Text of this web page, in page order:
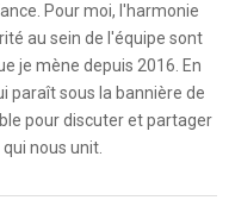
Pour moi, l'harmonie
au sein de l'équipe sont
je mène depuis 2016. En
paraît sous la bannière de
pour discuter et partager
nous unit.